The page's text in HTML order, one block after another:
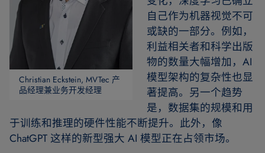
Christian Eckstein, MVTec 产
品经理兼业务开发经理
自己作为机器视觉不可
或缺的一部分。例如，
利益相关者和科学出版
物的数量大幅增加，AI
模型架构的复杂性也显
著提高。另一个趋势
是，数据集的规模和用
于训练和推理的硬件性能不断提升。此外，像
ChatGPT 这样的新型强大 AI 模型正在占领市场。